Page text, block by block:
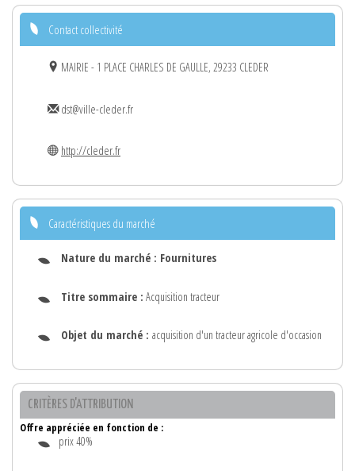
Contact collectivité
MAIRIE - 1 PLACE CHARLES DE GAULLE, 29233 CLEDER
dst@ville-cleder.fr
http://cleder.fr
Caractéristiques du marché
Nature du marché : Fournitures
Titre sommaire : Acquisition tracteur
Objet du marché : acquisition d'un tracteur agricole d'occasion
CRITÈRES D'ATTRIBUTION
Offre appréciée en fonction de :
prix 40%